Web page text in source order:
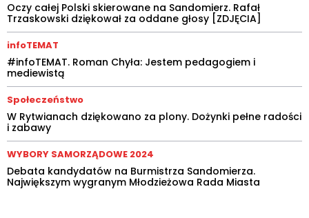
Oczy całej Polski skierowane na Sandomierz. Rafał
Trzaskowski dziękował za oddane głosy [ZDJĘCIA]
infoTEMAT
#infoTEMAT. Roman Chyła: Jestem pedagogiem i
mediewistą
Społeczeństwo
W Rytwianach dziękowano za plony. Dożynki pełne radości
i zabawy
WYBORY SAMORZĄDOWE 2024
Debata kandydatów na Burmistrza Sandomierza.
Największym wygranym Młodzieżowa Rada Miasta